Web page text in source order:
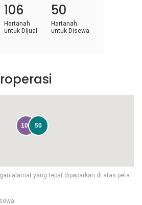
106
Hartanah
untuk Dijual
50
Hartanah
untuk Disewa
alamat yang tepat dipaparkan di atas peta
100 50